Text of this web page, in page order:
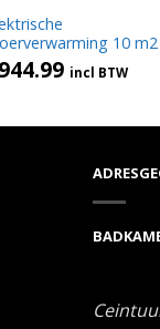
10 m2
944.99 incl BTW